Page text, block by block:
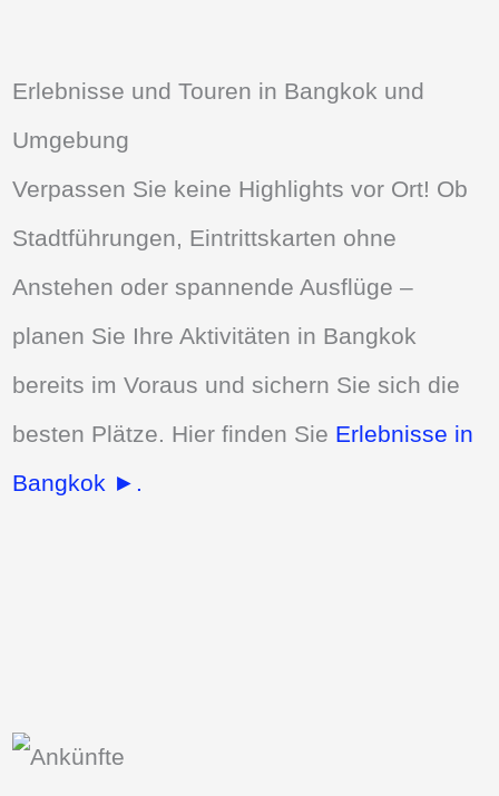
Erlebnisse und Touren in Bangkok und
Umgebung
Verpassen Sie keine Highlights vor Ort! Ob
Stadtführungen, Eintrittskarten ohne
Anstehen oder spannende Ausflüge –
planen Sie Ihre Aktivitäten in Bangkok
bereits im Voraus und sichern Sie sich die
besten Plätze. Hier finden Sie Erlebnisse in
Bangkok ►.